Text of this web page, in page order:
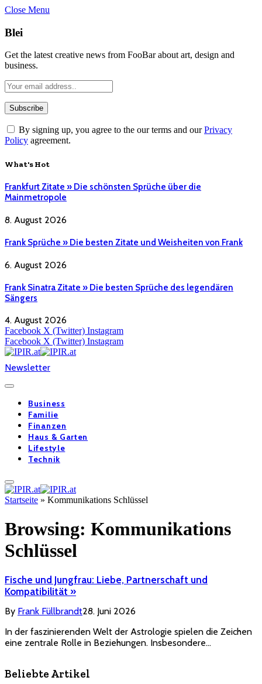
Close Menu
Blei
Get the latest creative news from FooBar about art, design and
business.
By signing up, you agree to the our terms and ourPrivacy
Policy agreement.
What's Hot
Frankfurt Zitate » Die schönsten Sprüche über die
Mainmetropole
8. August 2026
Frank Sprüche » Die besten Zitate und Weisheiten von Frank
6. August 2026
Frank Sinatra Zitate » Die besten Sprüche des legendären
Sängers
4. August 2026
Facebook X (Twitter) Instagram
Facebook X (Twitter) Instagram
Newsletter
Business
Familie
Finanzen
Haus & Garten
Lifestyle
Technik
Startseite » Kommunikations Schlüssel
Browsing: Kommunikations
Schlüssel
Fische und Jungfrau: Liebe, Partnerschaft und
Kompatibilität »
By Frank Füllbrandt28. Juni 2026
In der faszinierenden Welt der Astrologie spielen die Zeichen
eine zentrale Rolle in Beziehungen. Insbesondere…
Beliebte Artikel